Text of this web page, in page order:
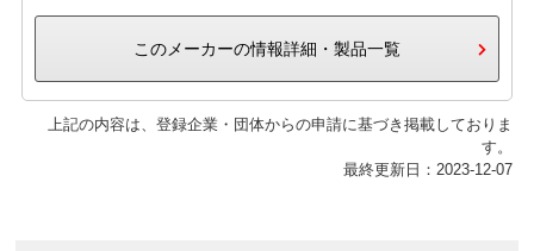
このメーカーの情報詳細・製品一覧
上記の内容は、登録企業・団体からの申請に基づき掲載しておりま
す。
最終更新日：2023-12-07